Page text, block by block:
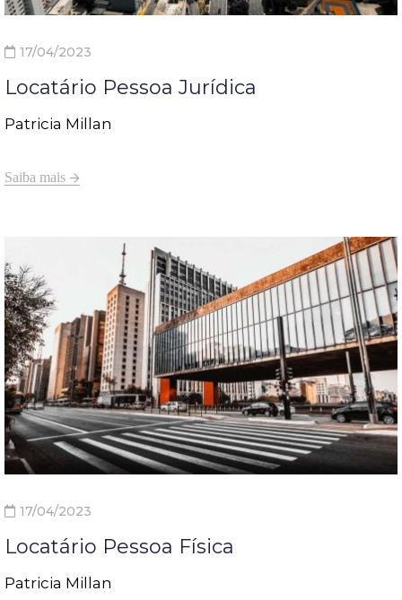
17/04/2023
Locatário Pessoa Jurídica
Patricia Millan
Saiba mais
17/04/2023
Locatário Pessoa Física
Patricia Millan